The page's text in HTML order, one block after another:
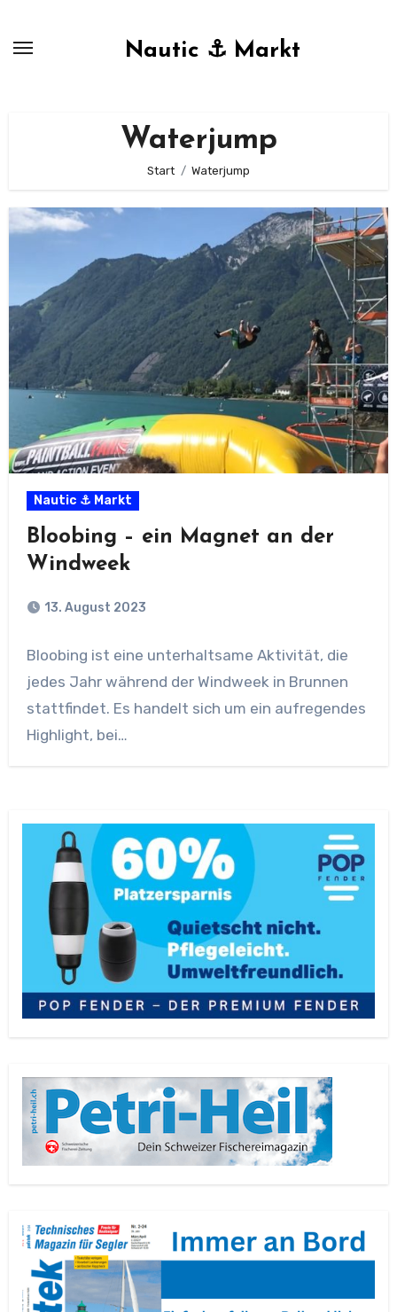
Nautic ⚓ Markt
Waterjump
Start Waterjump
Nautic ⚓ Markt
Bloobing – ein Magnet an der
Windweek
13. August 2023
Bloobing ist eine unterhaltsame Aktivität, die
jedes Jahr während der Windweek in Brunnen
stattfindet. Es handelt sich um ein aufregendes
Highlight, bei…